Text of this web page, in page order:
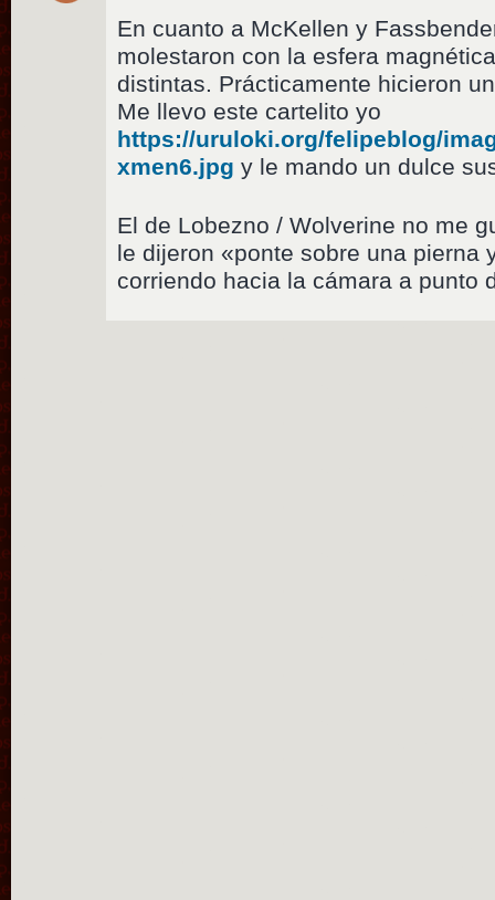
En cuanto a McKellen y
molestaron con la esfera
distintas. Prácticamente hicieron
Me llevo este cartelito yo
https://uruloki.org/felipeblog/
xmen6.jpg y le mando un dulce
El de Lobezno / Wolverine no me
le dijeron «ponte sobre una pierna
corriendo hacia la cámara a punto